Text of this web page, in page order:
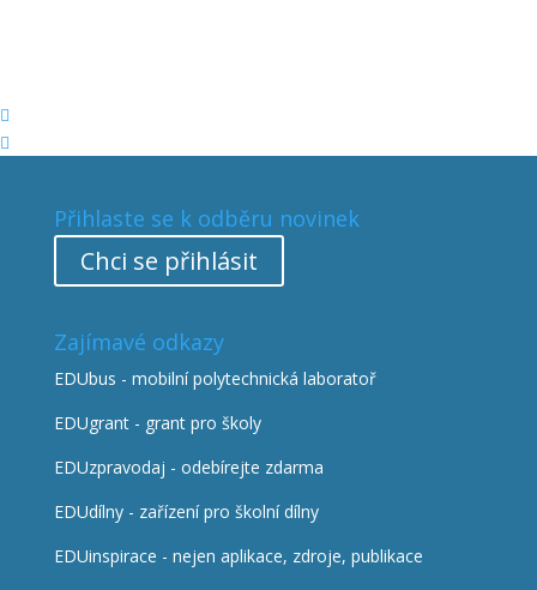


Přihlaste se k odběru novinek
Chci se přihlásit
Zajímavé odkazy
EDUbus - mobilní polytechnická laboratoř
EDUgrant - grant pro školy
EDUzpravodaj - odebírejte zdarma
EDUdílny - zařízení pro školní dílny
EDUinspirace - nejen aplikace, zdroje, publikace